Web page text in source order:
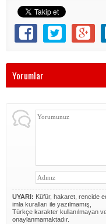
Yorumlar
UYARI: Küfür, hakaret, rencide
imla kuralları ile yazılmamış,
Türkçe karakter kullanılmayan
onaylanmamaktadır.